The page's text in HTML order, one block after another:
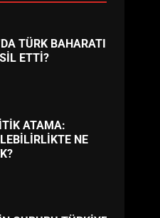
TÜRK BAHARATI
ETTİ?
ATAMA:
NE